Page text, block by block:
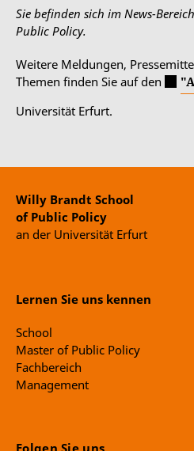
Sie befinden sich im News-
Public Policy.
Weitere Meldungen,
Themen finden Sie auf den
Universität Erfurt.
Willy Brandt School
of Public Policy
an der Universität Erfurt
Lernen Sie uns kennen
School
Master of Public Policy
Fachbereich
Management